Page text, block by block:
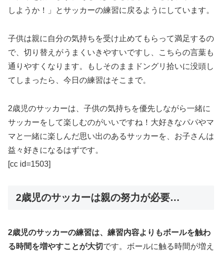
しようか！」とサッカーの練習に戻るようにしています。
子供は親に自分の気持ちを受け止めてもらって満足するの
で、切り替えがうまくいきやすいですし、こちらの言葉も
通りやすくなります。もしそのままドングリ拾いに没頭し
てしまったら、今日の練習はそこまで。
2歳児のサッカーは、子供の気持ちを優先しながら一緒に
サッカーをして楽しむのがいいですね！大好きなパパやマ
マと一緒に楽しんだ思い出のあるサッカーを、お子さんは
益々好きになるはずです。
[cc id=1503]
2歳児のサッカーは親の努力が必要…
2歳児のサッカーの練習は、練習内容よりもボールを触わ
る時間を増やすことが大切 です。ボールに触る時間が増え